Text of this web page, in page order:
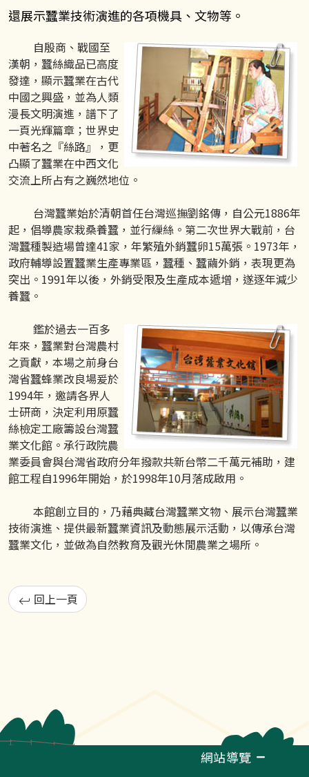
還展示蠶業技術演進的各項機具、文物等。
自殷商、戰國至
漢朝，蠶絲織品已高度
發達，顯示蠶業在古代
中國之興盛，並為人類
漫長文明演進，譜下了
一頁光輝篇章；世界史
中著名之『絲路』，更
凸顯了蠶業在中西文化
交流上所占有之巍然地位。
台灣蠶業始於清朝首任台灣巡撫劉銘傳，自公元1886年
起，倡導農家栽桑養蠶，並行繅絲。第二次世界大戰前，台
灣蠶種製造場曾達41家，年繁殖外銷蠶卵15萬張。1973年，
政府輔導設置蠶業生產專業區，蠶種、蠶繭外銷，表現更為
突出。1991年以後，外銷受限及生產成本遞增，遂逐年減少
養蠶。
鑑於過去一百多
年來，蠶業對台灣農村
之貢獻，本場之前身台
灣省蠶蜂業改良場爰於
1994年，邀請各界人
士研商，決定利用原蠶
絲檢定工廠籌設台灣蠶
業文化館。承行政院農
業委員會與台灣省政府分年撥款共新台幣二千萬元補助，建
館工程自1996年開始，於1998年10月落成啟用。
本館創立目的，乃藉典藏台灣蠶業文物、展示台灣蠶業
技術演進、提供最新蠶業資訊及動態展示活動，以傳承台灣
蠶業文化，並做為自然教育及觀光休閒農業之場所。
回上一頁
網站導覽